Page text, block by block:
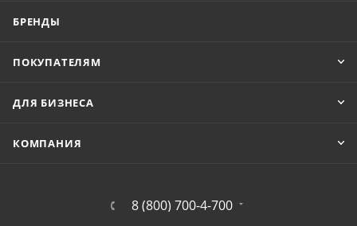
БРЕНДЫ
ПОКУПАТЕЛЯМ
ДЛЯ БИЗНЕСА
КОМПАНИЯ
8 (800) 700-4-700